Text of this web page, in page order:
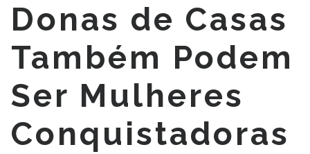
Donas de Casas
Também Podem
Ser Mulheres
Conquistadoras